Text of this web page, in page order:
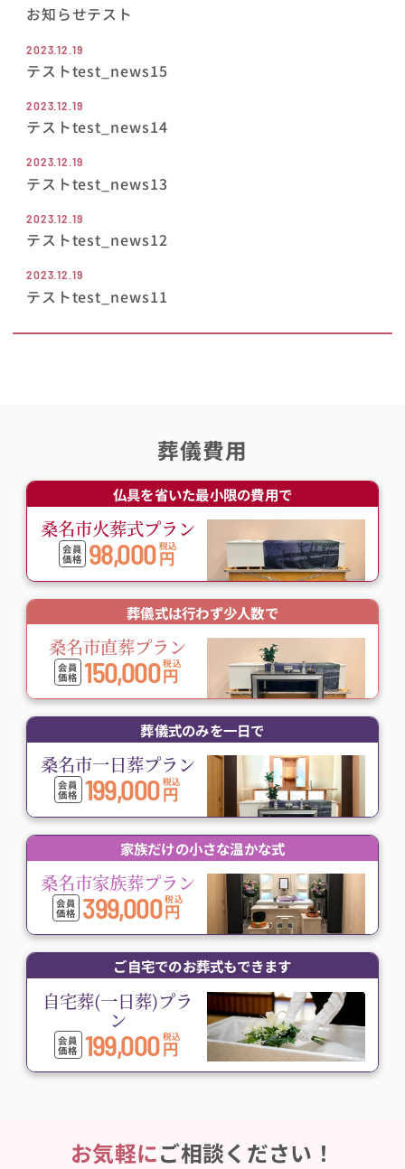
お知らせテスト
2023.12.19
テストtest_news15
2023.12.19
テストtest_news14
2023.12.19
テストtest_news13
2023.12.19
テストtest_news12
2023.12.19
テストtest_news11
葬儀費用
仏具を省いた最小限の費用で
桑名市火葬式プラン
会員
価格 98,000 税込
円
葬儀式は行わず少人数で
桑名市直葬プラン
会員
価格 150,000 税込
円
葬儀式のみを一日で
桑名市一日葬プラン
会員
価格 199,000 税込
円
家族だけの小さな温かな式
桑名市家族葬プラン
会員
価格 399,000 税込
円
ご自宅でのお葬式もできます
自宅葬(一日葬)プラ
ン
会員
価格 199,000 税込
円
お気軽にご相談ください！